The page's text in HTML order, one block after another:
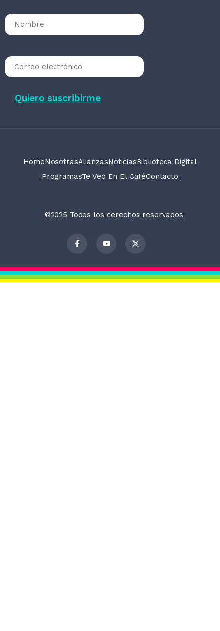
HomeNosotrasAlianzasNoticiasBiblioteca Digital
ProgramasTe Veo En El CaféContacto
©2025 Todos los derechos reservados